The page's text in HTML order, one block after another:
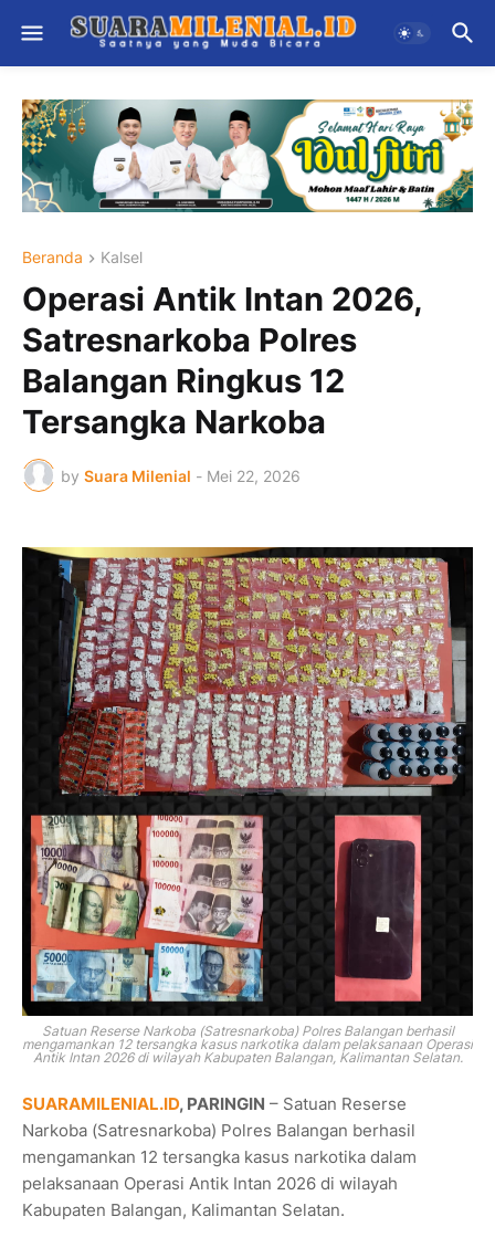
Beranda Kalsel
Operasi Antik Intan 2026,
Satresnarkoba Polres
Balangan Ringkus 12
Tersangka Narkoba
by Suara Milenial - Mei 22, 2026
Satuan Reserse Narkoba (Satresnarkoba) Polres Balangan berhasil
mengamankan 12 tersangka kasus narkotika dalam pelaksanaan Operasi
Antik Intan 2026 di wilayah Kabupaten Balangan, Kalimantan Selatan.
SUARAMILENIAL.ID, PARINGIN – Satuan Reserse
Narkoba (Satresnarkoba) Polres Balangan berhasil
mengamankan 12 tersangka kasus narkotika dalam
pelaksanaan Operasi Antik Intan 2026 di wilayah
Kabupaten Balangan, Kalimantan Selatan.